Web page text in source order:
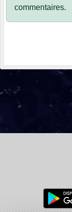
commentaires.